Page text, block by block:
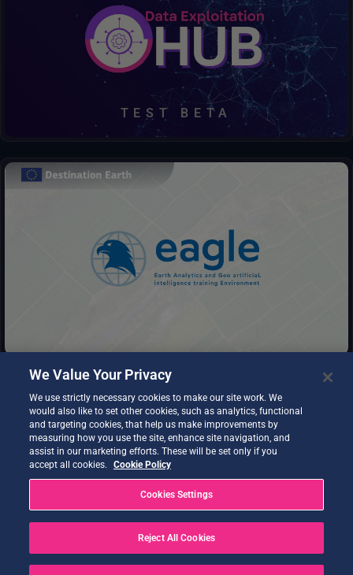
Scoprire, accedere, elaborare, decidere: tutto in un unico hub.
TEST BETA
Piattaforma di intelligenza artificiale geospaziale per
l'elaborazione e l'analisi dei dati di osservazione della Terra e per
l'addestramento e l'inferenza di modelli di intelligenza artificiale.
SesamEO rende accessibili i dati di Copernicus e di altri siti
(statistici, atmosferici o climatici) attraverso temi e collezioni dei
cataloghi. Le collezioni possono essere sfogliate e ricercate per
parola chiave. I prodotti possono essere visualizzati, filtrati e
scaricati in base alle capacità del fornitore.
We Value Your Privacy
We use strictly necessary cookies to make our site work. We
would also like to set other cookies, such as analytics, functional
and targeting cookies, that help us make improvements by
measuring how you use the site, enhance site navigation, and
assist in our marketing efforts. These will be set only if you
accept all cookies.
Cookie Policy
Cookies Settings
Reject All Cookies